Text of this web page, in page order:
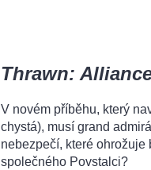
Thrawn:
V novém příběhu, který
chystá), musí grand
nebezpečí, které ohrožuje
společného Povstalci?